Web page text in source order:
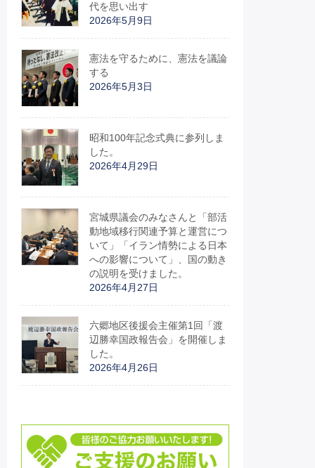
代を思い出す
2026年5月9日
憲法を守るために、憲法を議論
する
2026年5月3日
昭和100年記念式典に参列しま
した。
2026年4月29日
宮城県議会のみなさんと「部活
動地域移行関連予算と運営につ
いて」「イラン情勢による日本
への影響について」、国の動き
の説明を受けました。
2026年4月27日
六郷地区後援会主催第1回「渡
辺勝幸国政報告会」を開催しま
した。
2026年4月26日